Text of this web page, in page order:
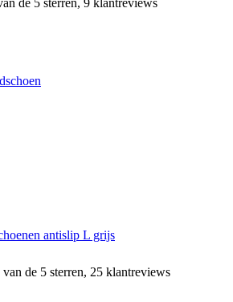
de 5 sterren, 9 klantreviews
antislip L grijs
de 5 sterren, 25 klantreviews